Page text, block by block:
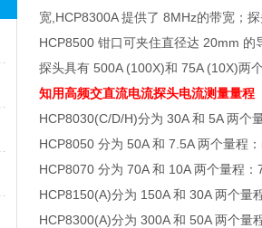
宽 ,HCP8300A提供了 8MHz的带宽；
HCP8500 钳口可夹住直径达 20mm 的
探头具有 500A (100X)和 75A (10X)两
知用高频交直流电流探头电流测量量程
HCP8030(C/D/H)分为 30A和 5A两个
HCP8050 分为 50A和 7.5A两个量程：
HCP8070 分为 70A和 10A两个量程：
HCP8150(A)分为 150A和 30A两个量
HCP8300(A)分为 300A和 50A两个量